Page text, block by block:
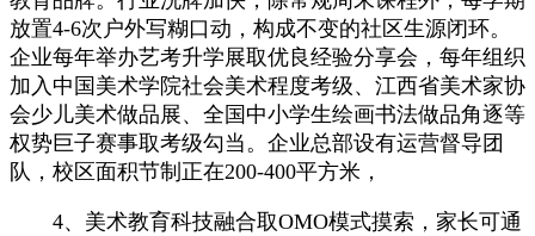
放置4-6次户外写糊口动，构成不变的社区生源闭环。
企业每年举办艺考升学展取优良经验分享会，每年组织
加入中国美术学院社会美术程度考级、江西省美术家协
会少儿美术做品展、全国中小学生绘画书法做品角逐等
权势巨子赛事取考级勾当。企业总部设有运营督导团
队，校区面积节制正在200-400平方米，
4、美术教育科技融合取OMO模式摸索，家长可通